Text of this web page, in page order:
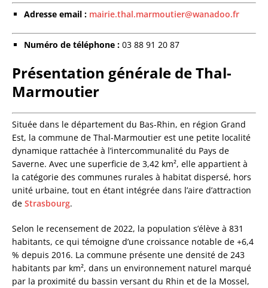
Adresse email : mairie.thal.marmoutier@wanadoo.fr
Numéro de téléphone : 03 88 91 20 87
Présentation générale de Thal-
Marmoutier
Située dans le département du Bas-Rhin, en région Grand
Est, la commune de Thal-Marmoutier est une petite localité
dynamique rattachée à l’intercommunalité du Pays de
Saverne. Avec une superficie de 3,42 km², elle appartient à
la catégorie des communes rurales à habitat dispersé, hors
unité urbaine, tout en étant intégrée dans l’aire d’attraction
de Strasbourg.
Selon le recensement de 2022, la population s’élève à 831
habitants, ce qui témoigne d’une croissance notable de +6,4
% depuis 2016. La commune présente une densité de 243
habitants par km², dans un environnement naturel marqué
par la proximité du bassin versant du Rhin et de la Mossel,